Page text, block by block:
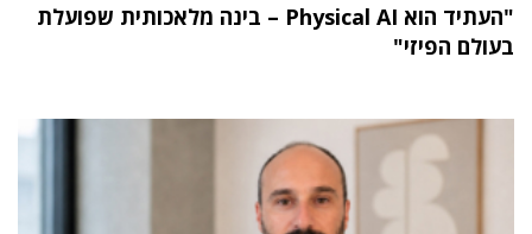
"העתיד הוא Physical AI – בינה מלאכותית שפועלת
בעולם הפיזי"